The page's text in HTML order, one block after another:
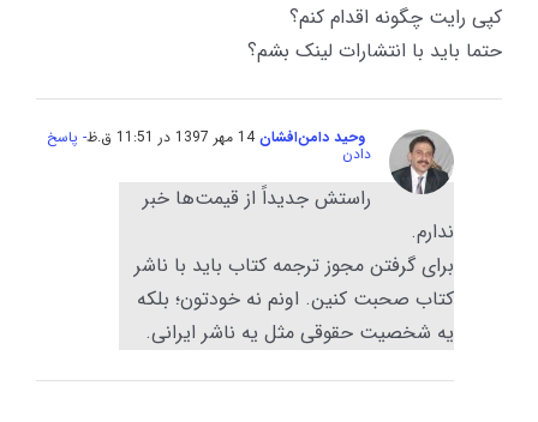
کپی رایت چگونه اقدام کنم؟
حتما باید با انتشارات لینک بشم؟
وحید دامن‌افشان14 مهر 1397 در 11:51 ق.ظ - پاسخ
دادن
راستش جدیداً از قیمت‌ها خبر
ندارم.
برای گرفتن مجوز ترجمه کتاب باید با ناشر
کتاب صحبت کنین. اونم نه خودتون؛ بلکه
یه شخصیت حقوقی مثل یه ناشر ایرانی.